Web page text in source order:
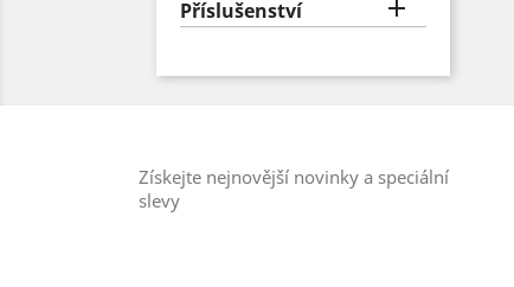
Příslušenství

Získejte nejnovější novinky a speciální
slevy